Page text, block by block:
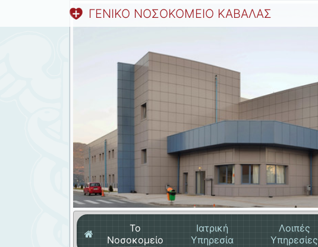
ΓΕΝΙΚΟ ΝΟΣΟΚΟΜΕΙΟ ΚΑΒΑΛΑΣ
Το
Νοσοκομείο
Ιατρική
Υπηρεσία
Λοιπές
Υπηρεσίες